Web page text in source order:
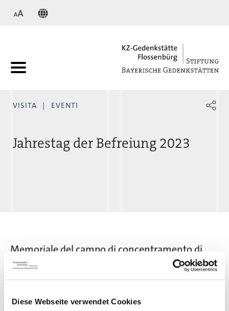
Diese Webseite verwendet Cookies
VISITA EVENTI
Jahrestag der Befreiung 2023
Memoriale del campo di concentramento di
Flossenbürg
D-92696 Flossenbürg